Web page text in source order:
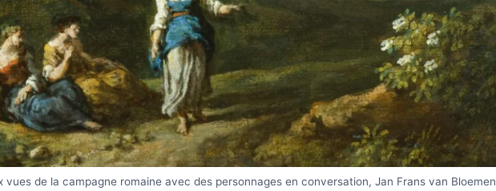
vues de la campagne romaine avec des personnages en conversation, Jan Frans van Bloemen